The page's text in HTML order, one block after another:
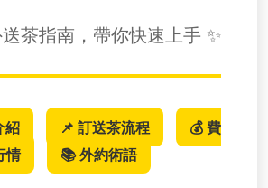
茶指南，帶你快速上手 ✨
紹 📌 訂送茶流程
💰 費
情
📚 外約術語